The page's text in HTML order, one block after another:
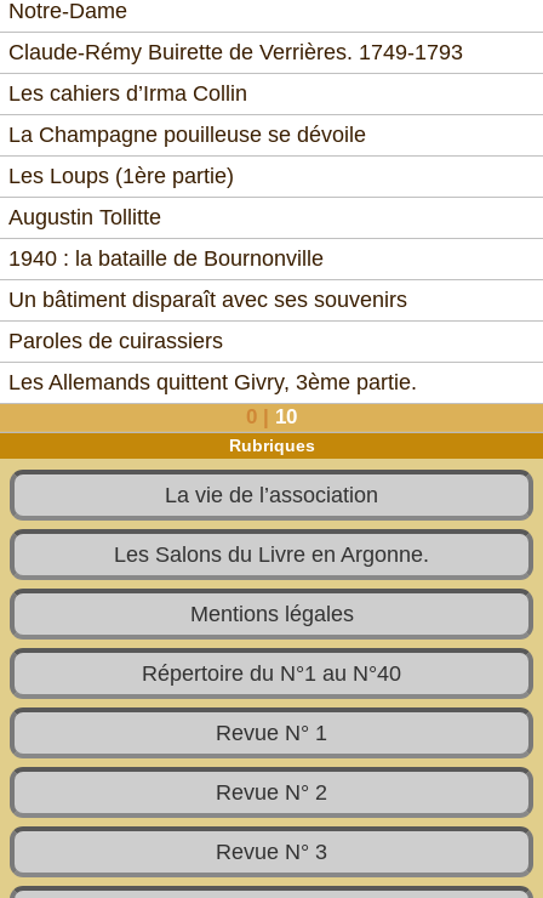
Notre-Dame
Claude-Rémy Buirette de Verrières. 1749-1793
Les cahiers d’Irma Collin
La Champagne pouilleuse se dévoile
Les Loups (1ère partie)
Augustin Tollitte
1940 : la bataille de Bournonville
Un bâtiment disparaît avec ses souvenirs
Paroles de cuirassiers
Les Allemands quittent Givry, 3ème partie.
0 | 10
Rubriques
La vie de l’association
Les Salons du Livre en Argonne.
Mentions légales
Répertoire du N°1 au N°40
Revue N° 1
Revue N° 2
Revue N° 3